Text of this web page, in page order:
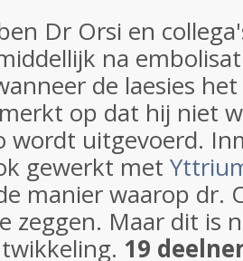
Dr Orsi en
na
de laesies
op dat hij niet
wordt uitgevoerd.
gewerkt met
manier waarop dr.
zeggen. Maar dit is
19